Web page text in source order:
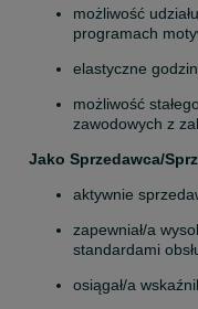
możliwość
programach
elastyczne
możliwość
zawodowych z
Jako Sprzedawca/
aktywnie
zapewniał/a
standardami
osiągał/a